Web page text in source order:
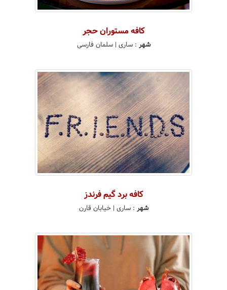
کافه مستوران حجر
شهر :ساری | سلمان فارسی
کافه برد گیم فرندز
شهر :ساری | خیابان قارن